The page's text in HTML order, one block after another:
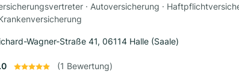
· Autoversicherung ·
Wagner-Straße 41, 06114 Halle (Saale)
(1 Bewertung)